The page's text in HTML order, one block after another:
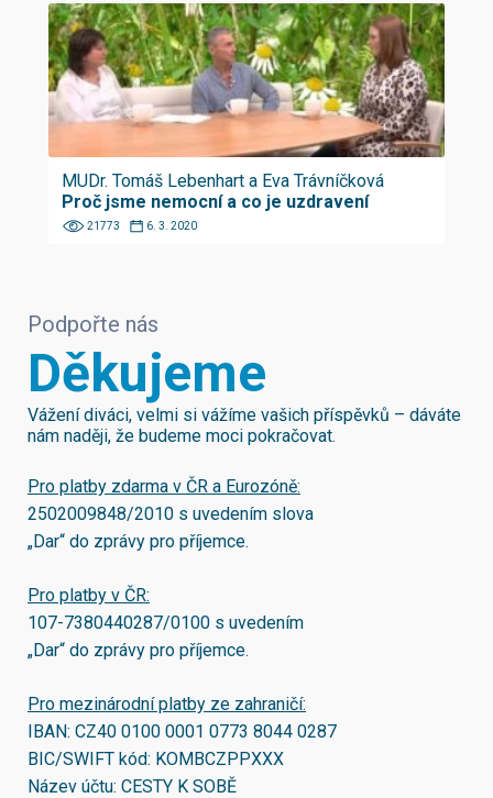
MUDr. Tomáš Lebenhart a Eva Trávníčková
Proč jsme nemocní a co je uzdravení
21773 6. 3. 2020
Podpořte nás
Děkujeme
Vážení diváci, velmi si vážíme vašich příspěvků – dáváte
nám naději, že budeme moci pokračovat.
Pro platby zdarma v ČR a Eurozóně:
2502009848/2010 s uvedením slova
„Dar“ do zprávy pro příjemce.
Pro platby v ČR:
107-7380440287/0100 s uvedením
„Dar“ do zprávy pro příjemce.
Pro mezinárodní platby ze zahraničí:
IBAN: CZ40 0100 0001 0773 8044 0287
BIC/SWIFT kód: KOMBCZPPXXX
Název účtu: CESTY K SOBĚ